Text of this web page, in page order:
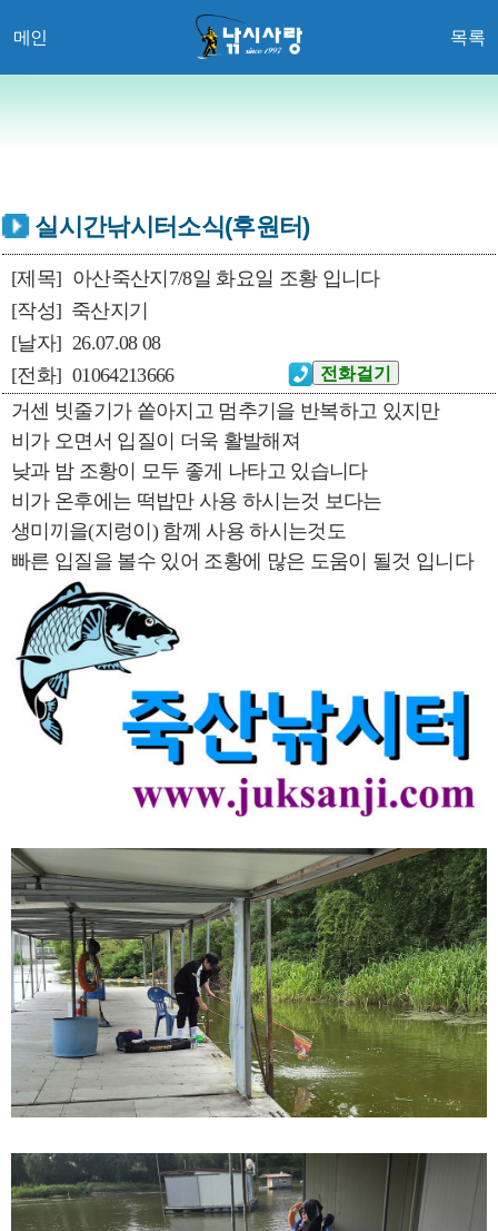
메인 목록
실시간낚시터소식(후원터)
[제목] 아산죽산지7/8일 화요일 조황 입니다
[작성] 죽산지기
[날자] 26.07.08 08
[전화] 01064213666
거센 빗줄기가 쏱아지고 멈추기을 반복하고 있지만
비가 오면서 입질이 더욱 활발해져
낮과 밤 조황이 모두 좋게 나타고 있습니다
비가 온후에는 떡밥만 사용 하시는것 보다는
생미끼을(지렁이) 함께 사용 하시는것도
빠른 입질을 볼수 있어 조황에 많은 도움이 될것 입니다